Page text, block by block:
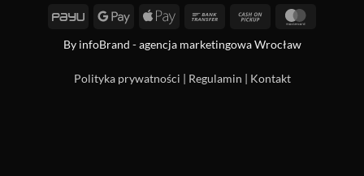
PayU
Google
Apple
Bank
Cash
Pickup
By infoBrand - agencja marketingowa Wrocław
Polityka prywatności | Regulamin | Kontakt